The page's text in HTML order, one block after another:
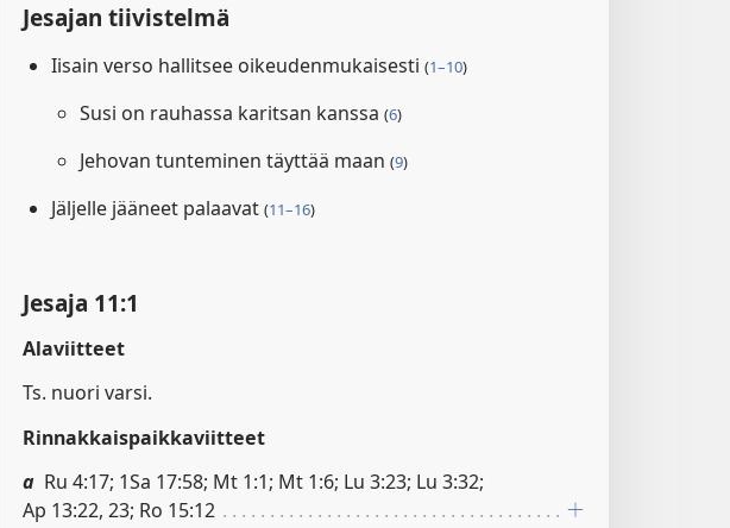
Jesajan tiivistelmä
Iisain verso hallitsee oikeudenmukaisesti (1–10)
Susi on rauhassa karitsan kanssa (6)
Jehovan tunteminen täyttää maan (9)
Jäljelle jääneet palaavat (11–16)
Jesaja 11:1
Alaviitteet
Ts. nuori varsi.
Rinnakkaispaikkaviitteet
a Ru 4:17; 1Sa 17:58; Mt 1:1; Mt 1:6; Lu 3:23; Lu 3:32;
Ap 13:22, 23; Ro 15:12